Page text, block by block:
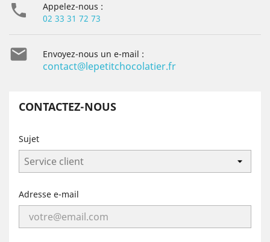

Appelez-nous :
02 33 31 72 73
 Envoyez-nous un e-mail :
contact@lepetitchocolatier.fr
CONTACTEZ-NOUS
Sujet
Adresse e-mail